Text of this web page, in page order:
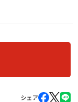
シェア